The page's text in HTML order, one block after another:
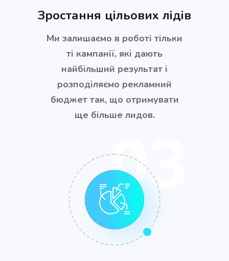
Зростання цільових лідів
Ми залишаємо в роботі тільки
ті кампанії, які дають
найбільший результат і
розподіляємо рекламний
бюджет так, що отримувати
ще більше лидов.
03